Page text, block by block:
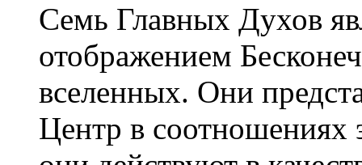
Семь Главных Духов
отображением
вселенных. Они
Центр в соотношениях